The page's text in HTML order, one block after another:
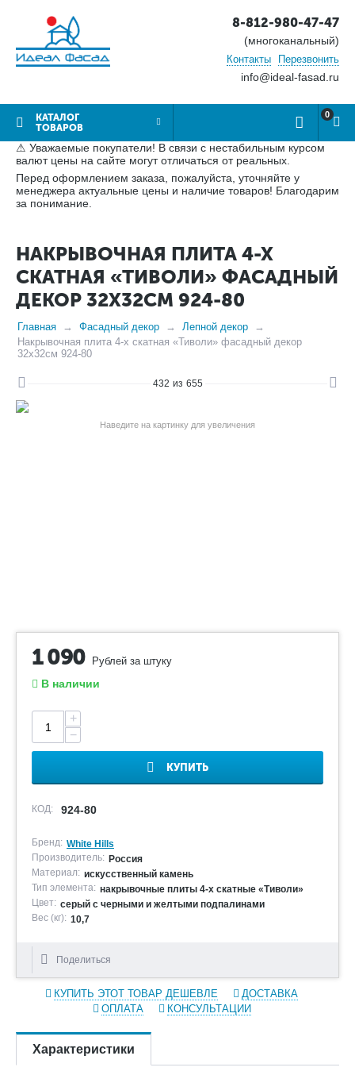
8-812-980-47-47
(многоканальный)
Контакты Перезвонить
info@ideal-fasad.ru
КАТАЛОГ
ТОВАРОВ
0
⚠ Уважаемые покупатели! В связи с нестабильным курсом
валют цены на сайте могут отличаться от реальных.
Перед оформлением заказа, пожалуйста, уточняйте у
менеджера актуальные цены и наличие товаров! Благодарим
за понимание.
НАКРЫВОЧНАЯ ПЛИТА 4-Х
СКАТНАЯ «ТИВОЛИ» ФАСАДНЫЙ
ДЕКОР 32Х32СМ 924-80
Главная Фасадный декор
Лепной декор
Накрывочная плита 4-х скатная «Тиволи» фасадный декор
32х32см 924-80
432 из 655
Наведите на картинку для увеличения
1 090 Рублей за штуку
В наличии
+
−
КУПИТЬ
КОД: 924-80
Бренд: White Hills
Производитель: Россия
Материал: искусственный камень
Тип элемента: накрывочные плиты 4-х скатные «Тиволи»
Цвет: серый с черными и желтыми подпалинами
Вес (кг): 10,7
Поделиться
КУПИТЬ ЭТОТ ТОВАР ДЕШЕВЛЕ
ДОСТАВКА
ОПЛАТА
КОНСУЛЬТАЦИИ
Характеристики